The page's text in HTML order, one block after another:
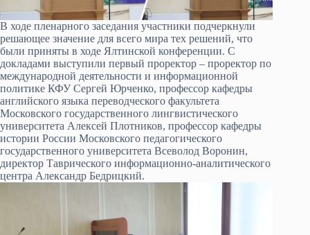
В ходе пленарного заседания участники подчеркнули
решающее значение для всего мира тех решений, что
были приняты в ходе Ялтинской конференции. С
докладами выступили первый проректор – проректор по
международной деятельности и информационной
политике КФУ Сергей Юрченко, профессор кафедры
английского языка переводческого факультета
Московского государственного лингвистического
университета Алексей Плотников, профессор кафедры
истории России Московского педагогического
государственного университета Всеволод Воронин,
директор Таврического информационно-аналитического
центра Александр Бедрицкий.